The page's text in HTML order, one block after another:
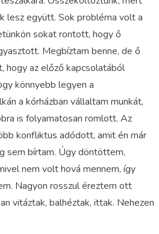
lesz együtt. Sok probléma volt a
sokat rontott, hogy ő
Megbíztam benne, de ő
hogy az előző kapcsolatából
könnyebb legyen a
a kórházban vállaltam munkát,
is folyamatosan romlott. Az
konfliktus adódott, amit én már
sem bírtam. Úgy döntöttem,
nem volt hová mennem, így
Nagyon rosszul éreztem ott
vitáztak, balhéztak, ittak. Nehezen